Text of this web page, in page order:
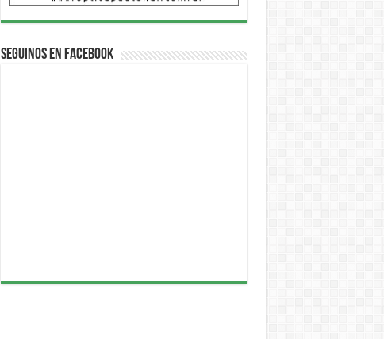
Seguinos en Facebook